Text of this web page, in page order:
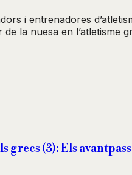
i entrenadores
la nuesa en
grecs (3): Els